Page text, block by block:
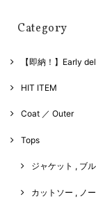
Category
【即納！】Early
HIT ITEM
Coat ／ Outer
Tops
ジャケット , ブ
カットソー , ノ